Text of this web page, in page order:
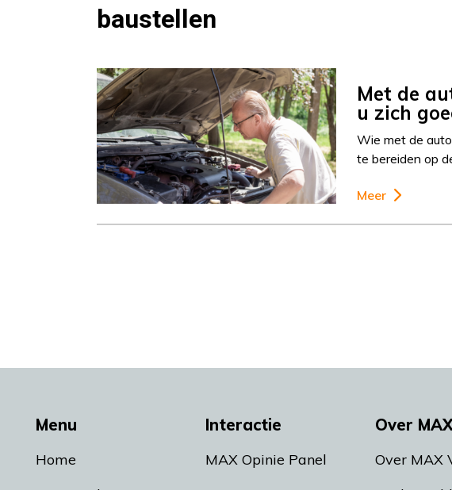
TERUG NAAR TOENbaustellen
Met de
u zich
Wie met de
te bereiden op
Meer
Menu
Home
Interactie
MAX Opinie Panel
Over
Over MAX